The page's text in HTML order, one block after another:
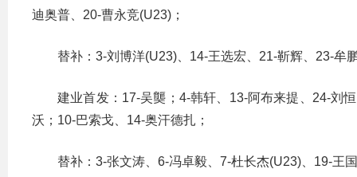
迪奥普、20-曹永竞(U23)；
替补：3-刘博洋(U23)、14-王选宏、21-靳辉、23-牟
建业首发：17-吴龑；4-韩轩、13-阿布来提、24-刘
沃；10-巴索戈、14-奥汗德扎；
替补：3-张文涛、6-冯卓毅、7-杜长杰(U23)、19-王